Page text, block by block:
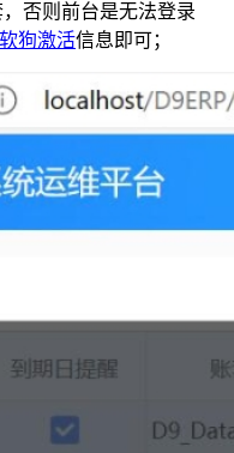
否则前台是无法登录
狗激活信息即可；